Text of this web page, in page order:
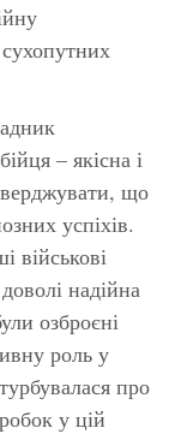
сухопутних
– якісна і
що
успіхів.
військові
надійна
озброєні
роль у
про
у цій